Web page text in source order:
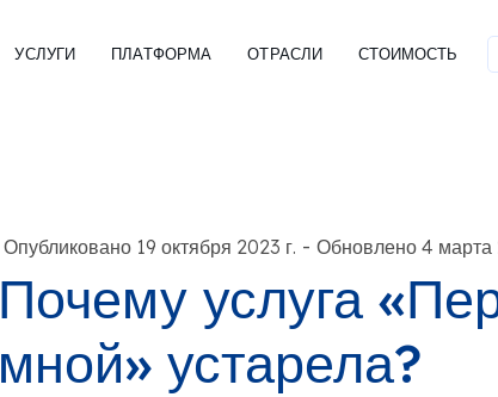
УСЛУГИ ПЛАТФОРМА ОТРАСЛИ СТОИМОСТЬ
Опубликовано 19 октября 2023 г. - Обновлено 4 марта
Почему услуга
мной» устарела?